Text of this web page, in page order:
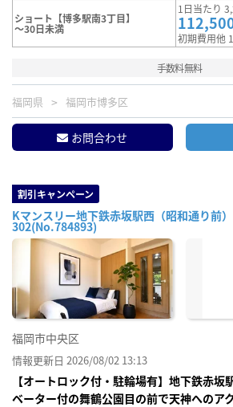
ショート【博多駅南3丁目】
～30日未満
1日当たり
初期費用他
手数料無料
福岡県 福岡市博多区
お問合わせ
割引キャンペーン
Kマンスリー地下鉄赤坂駅西（昭和通り前
302(No.784893)
福岡市中央区
情報更新日 2026/08/02 13:13
【オートロック付・駐輪場有】地下鉄赤
ベーター付の舞鶴公園目の前で天神へのア